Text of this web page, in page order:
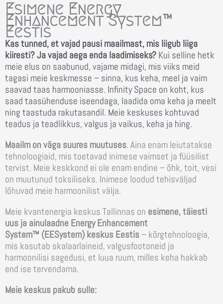
Esimene Energy
Enhancement System™
Eestis
Kas tunned, et vajad pausi maailmast, mis liigub liiga
kiiresti? Ja vajad aega enda laadimiseks? Kui selline hetk
meie elus on saabunud, vajame midagi, mis viiks meid
tagasi meie keskmesse – sinna, kus keha, meel ja vaim
saavad taas harmooniasse. Infinity Space on koht, kus
saad taasühenduse iseendaga, laadida oma keha ja meelt
ning taastuda rakutasandil. Meie keskuses kohtuvad
teadus ja teadlikkus, valgus ja vaikus, keha ja hing.
Maailm on väga suures muutuses. Aina enam leiutatakse
tehnoloogiaid, mis toetavad inimese vaimset ja füüsilist
tervist. Meie keskkond ei ole enam endine – õhk, toit, vesi
on muutunud toksiliseks. Inimese loodud tehisväljad
lõhuvad meie harmoonilist välja.
Meie kvantenergia keskus Tallinnas on esimene, täiesti
uus ja ainulaadne Energy Enhancement
System™ (EESystem) keskus Eestis – kõrgtehnoloogia,
mis kasutab skalaarlaineid, valgusfootoneid ja
harmoonilisi sagedusi, et luua ruum, milles keha hakkab
end ise tervendama.
Meie keskus pakub sulle: